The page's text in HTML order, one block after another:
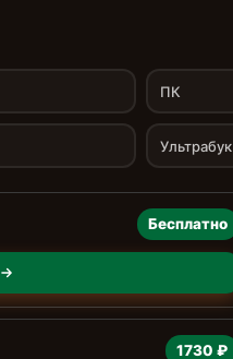
ПК
Ультрабук
Бесплатно
1730 ₽